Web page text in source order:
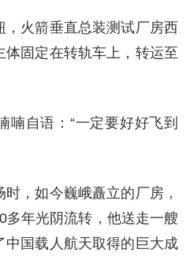
，火箭垂直总装测试厂房西
固定在转轨车上，转运至
喃自语：“一定要好好飞到
，如今巍峨矗立的厂房，
多年光阴流转，他送走一艘
中国载人航天取得的巨大成